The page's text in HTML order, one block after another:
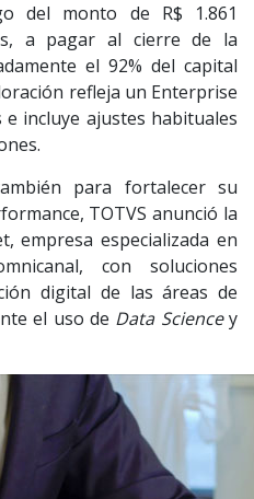
del monto de R$ 1.861
a pagar al cierre de la
el 92% del capital
refleja un Enterprise
e incluye ajustes habituales
para fortalecer su
TOTVS anunció la
empresa especializada en
con soluciones
digital de las áreas de
el uso de Data Sciencey